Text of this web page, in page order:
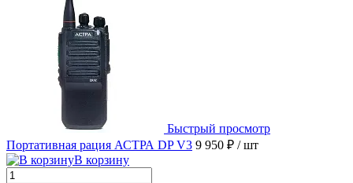
Быстрый просмотр
Портативная рация АСТРА DP V3 9 950 ₽ / шт
В корзину